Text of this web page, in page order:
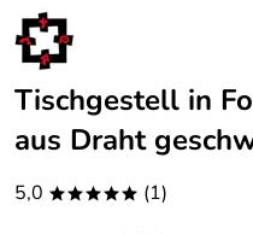
Tischgestell in
aus Draht
5,0 ***** (1)